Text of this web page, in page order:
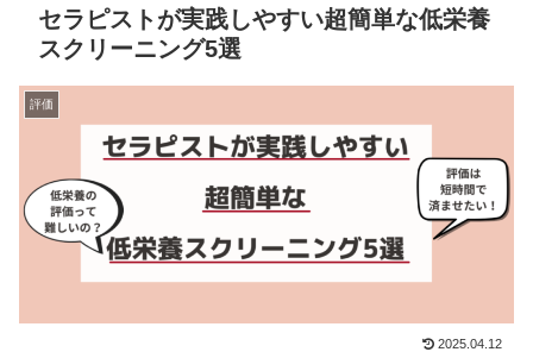
セラピストが実践しやすい超簡単な低栄養
スクリーニング5選
評価
2025.04.12